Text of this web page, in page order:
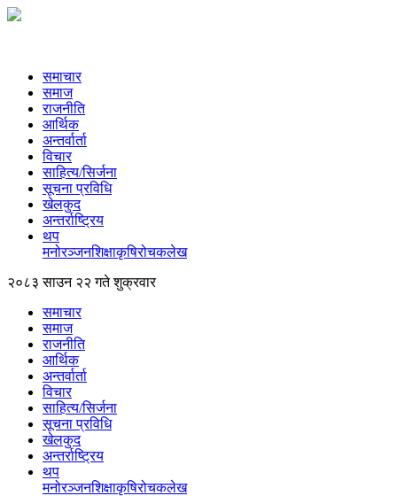
समाचार
समाज
राजनीति
आर्थिक
अन्तर्वार्ता
विचार
साहित्य/सिर्जना
सूचना प्रविधि
खेलकुद
अन्तर्राष्ट्रिय
थप
मनोरञ्‍जनशिक्षाकृषिरोचकलेख
२०८३ साउन २२ गते शुक्रवार
समाचार
समाज
राजनीति
आर्थिक
अन्तर्वार्ता
विचार
साहित्य/सिर्जना
सूचना प्रविधि
खेलकुद
अन्तर्राष्ट्रिय
थप
मनोरञ्‍जनशिक्षाकृषिरोचकलेख